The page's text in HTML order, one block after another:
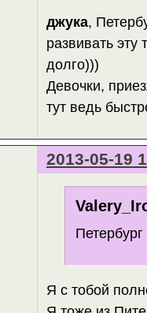
джука,
развивать эту
долго)))
Девочки,
тут ведь
2013-05-19
Я с тобой